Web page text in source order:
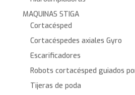
MAQUINAS STIGA
Cortacésped
Cortacéspedes axiales Gyro
Escarificadores
Robots cortacésped guiados
Tijeras de poda